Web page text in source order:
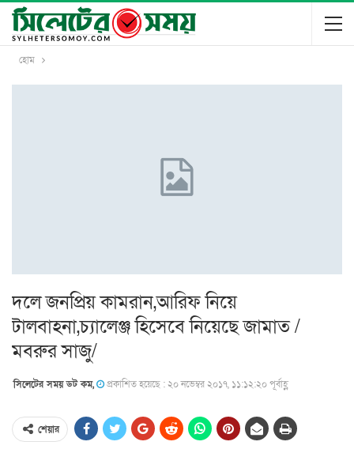
হোম
দলে জনপ্রিয় কামরান,আরিফ নিয়ে
টালবাহনা,চ্যালেঞ্জ হিসেবে নিয়েছে জামাত /
মবরুর সাজু/
সিলেটের সময় ডট কম, প্রকাশিত হয়েছে : ২০ নভেম্বর ২০১৭, ১১:১২:২০ পূর্বাহ্ণ
শেয়ার